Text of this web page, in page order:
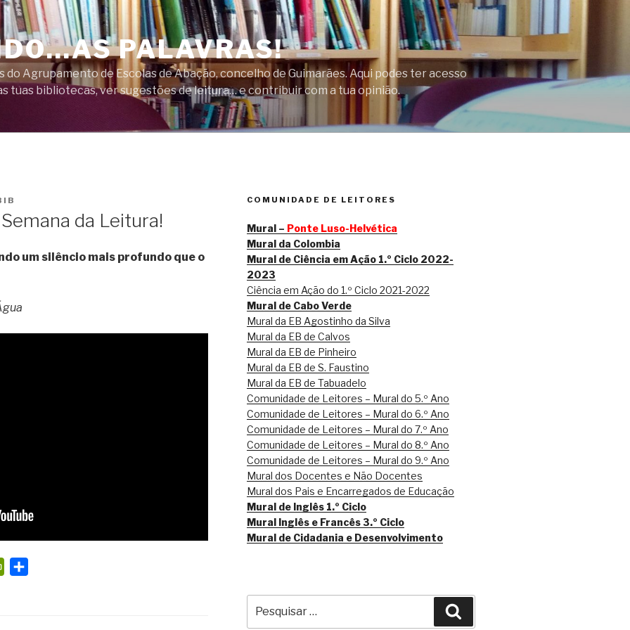
PALAVRAS!
do Agrupamento de Escolas de Abação, concelho de Guimarães. Aqui podes ter acesso
tuas bibliotecas, ver sugestões de leitura… e contribuir com a tua opinião.
da Leitura!
um silêncio mais profundo que o
COMUNIDADE DE LEITORES
Mural – Ponte Luso-Helvética
Mural da Colombia
Mural de Ciência em Ação 1.º Ciclo 2022-
2023
Ciência em Ação do 1.º Ciclo 2021-2022
Mural de Cabo Verde
Mural da EB Agostinho da Silva
Mural da EB de Calvos
Mural da EB de Pinheiro
Mural da EB de S. Faustino
Mural da EB de Tabuadelo
Comunidade de Leitores – Mural do 5.º Ano
Comunidade de Leitores – Mural do 6.º Ano
Comunidade de Leitores – Mural do 7.º Ano
Comunidade de Leitores – Mural do 8.º Ano
Comunidade de Leitores – Mural do 9.º Ano
Mural dos Docentes e Não Docentes
Mural dos Pais e Encarregados de Educação
Mural de Inglês 1.º Ciclo
Mural Inglês e Francês 3.º Ciclo
Mural de Cidadania e Desenvolvimento
por: